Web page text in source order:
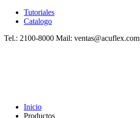
Tutoriales
Catalogo
Tel.: 2100-8000 Mail:
Inicio
Productos